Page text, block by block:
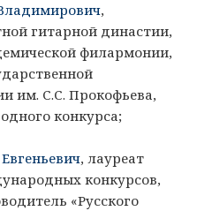
,
гитарной династии,
филармонии,
им. С.С. Прокофьева,
конкурса;
, лауреат
конкурсов,
«Русского